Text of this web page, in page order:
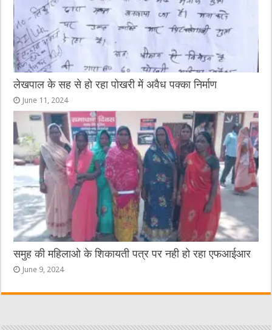
लेखपाल के सह से हो रहा पोखरी में अवैध पक्का निर्माण
June 11, 2024
समुह की महिलाओ के शिकायती पत्र पर नही हो रहा एफआईआर
June 9, 2024